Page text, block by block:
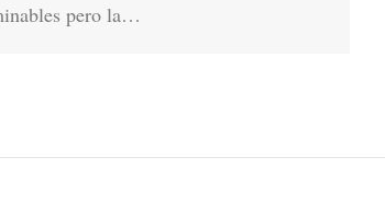
pero la…